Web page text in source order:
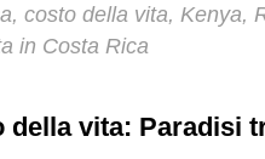
, costo della vita, Kenya,
in Costa Rica
della vita: Paradisi